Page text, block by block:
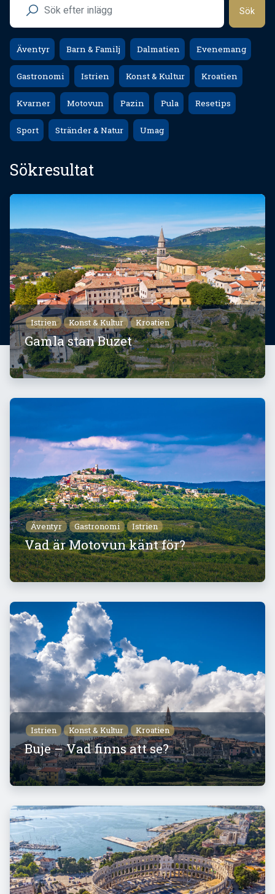
Sök
Äventyr Barn & Familj Dalmatien Evenemang
Gastronomi Istrien Konst & Kultur Kroatien
Kvarner Motovun Pazin Pula Resetips
Sport Stränder & Natur Umag
Sökresultat
Istrien Konst & Kultur Kroatien
Gamla stan Buzet
Äventyr Gastronomi Istrien
Vad är Motovun känt för?
Istrien Konst & Kultur Kroatien
Buje – Vad finns att se?